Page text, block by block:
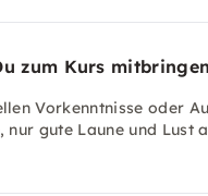
zum Kurs
Vorkenntnisse oder
gute Laune und Lust